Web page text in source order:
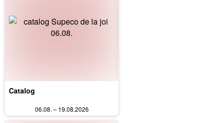
Catalog
06.08. – 19.08.2026